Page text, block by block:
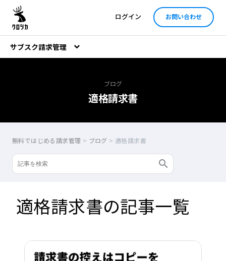
ログイン お問い合わせ
サブスク請求管理
ブログ
適格請求書
無料ではじめる請求管理 > ブログ > 適格請求書
適格請求書の記事一覧